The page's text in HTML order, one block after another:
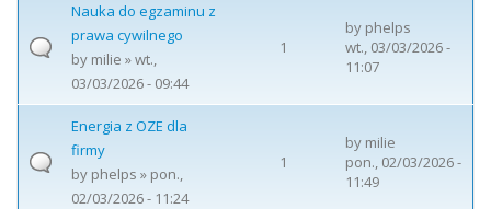
Nauka do egzaminu z
prawa cywilnego
by milie » wt.,
03/03/2026 - 09:44
1
by phelps
wt., 03/03/2026 -
11:07
Energia z OZE dla
firmy
by phelps » pon.,
02/03/2026 - 11:24
1
by milie
pon., 02/03/2026 -
11:49